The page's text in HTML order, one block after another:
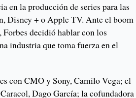
en la producción de series para las
Disney + o Apple TV. Ante el boom
Forbes decidió hablar con los
industria que toma fuerza en el
con CMO y Sony, Camilo Vega; el
Dago García; la cofundadora